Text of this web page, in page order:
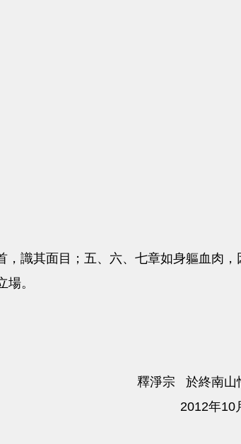
識其面目；五、六、七章如身軀血肉，
。
釋淨宗 於終南山
2012年10